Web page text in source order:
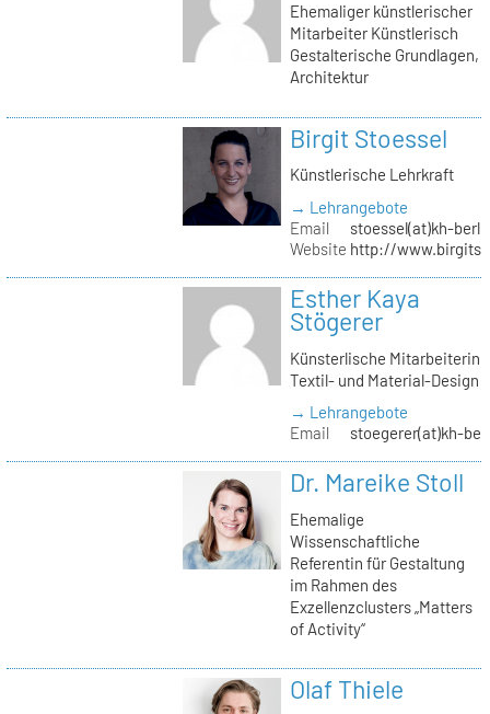
Ehemaliger künstlerischer
Mitarbeiter Künstlerisch
Gestalterische Grundlagen,
Architektur
Birgit Stoessel
Künstlerische Lehrkraft
→ Lehrangebote
Email
stoessel(at)kh-
Website http://
Esther Kaya
Stögerer
Künsterlische Mitarbeiterin
Textil- und Material-Design
→ Lehrangebote
Email
stoegerer(at)kh-
Dr. Mareike Stoll
Ehemalige
Wissenschaftliche
Referentin für Gestaltung
im Rahmen des
Exzellenzclusters „Matters
of Activity“
Olaf Thiele